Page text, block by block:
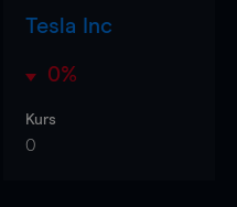
Tesla Inc
0%
Kurs
0